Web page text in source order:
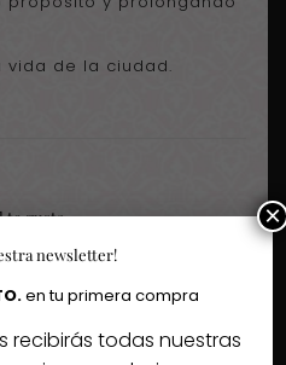
vida de la ciudad.
te gusta
-30%
newsletter!
en tu primera compra
recibirás todas nuestras
×